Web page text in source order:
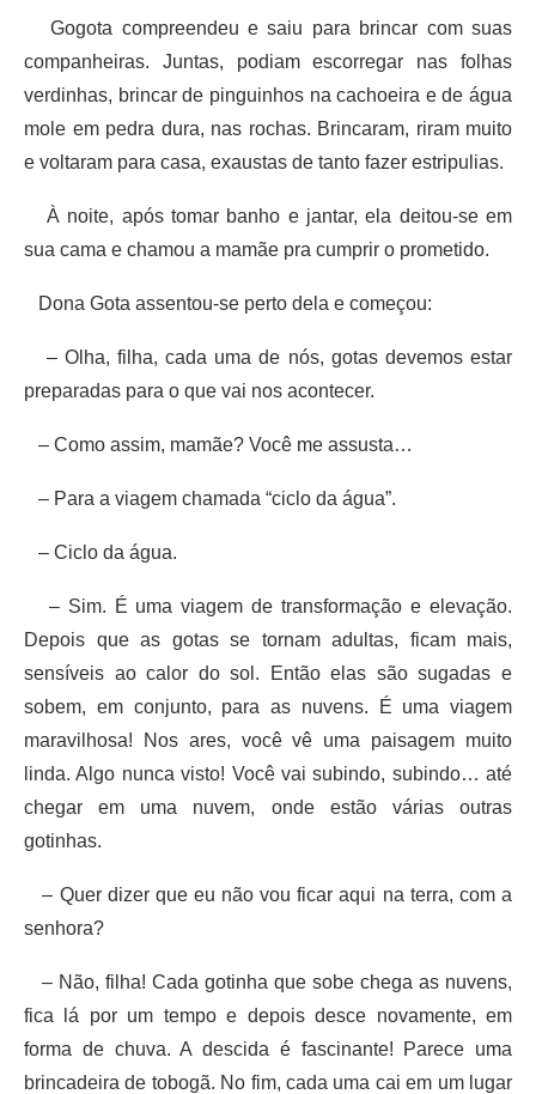
Gogota compreendeu e saiu para brincar com suas
companheiras. Juntas, podiam escorregar nas folhas
verdinhas, brincar de pinguinhos na cachoeira e de água
mole em pedra dura, nas rochas. Brincaram, riram muito
e voltaram para casa, exaustas de tanto fazer estripulias.
À noite, após tomar banho e jantar, ela deitou-se em
sua cama e chamou a mamãe pra cumprir o prometido.
Dona Gota assentou-se perto dela e começou:
– Olha, filha, cada uma de nós, gotas devemos estar
preparadas para o que vai nos acontecer.
– Como assim, mamãe? Você me assusta…
– Para a viagem chamada “ciclo da água”.
– Ciclo da água.
– Sim. É uma viagem de transformação e elevação.
Depois que as gotas se tornam adultas, ficam mais,
sensíveis ao calor do sol. Então elas são sugadas e
sobem, em conjunto, para as nuvens. É uma viagem
maravilhosa! Nos ares, você vê uma paisagem muito
linda. Algo nunca visto! Você vai subindo, subindo… até
chegar em uma nuvem, onde estão várias outras
gotinhas.
– Quer dizer que eu não vou ficar aqui na terra, com a
senhora?
– Não, filha! Cada gotinha que sobe chega as nuvens,
fica lá por um tempo e depois desce novamente, em
forma de chuva. A descida é fascinante! Parece uma
brincadeira de tobogã. No fim, cada uma cai em um lugar